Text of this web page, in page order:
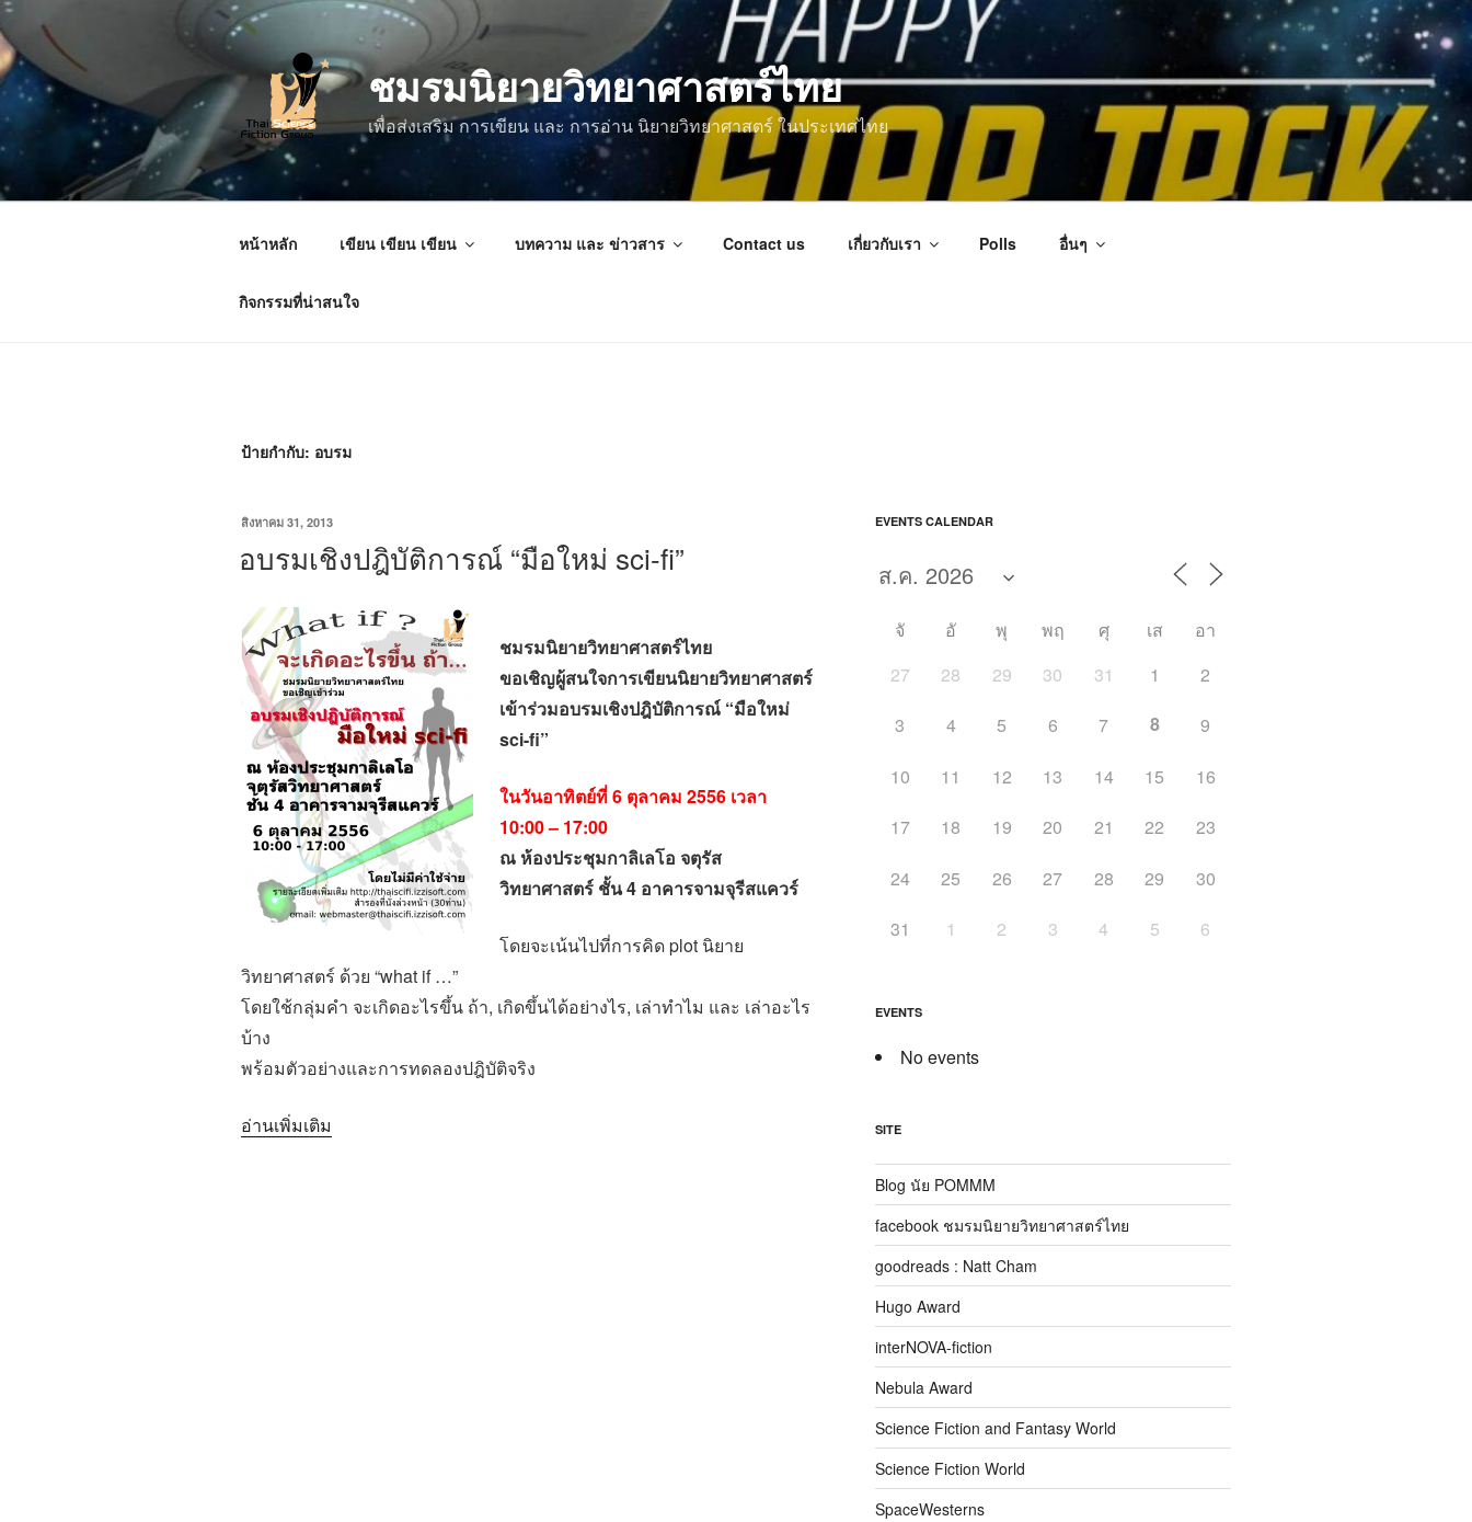
ข้าม
ไป
ยัง
บทความ
ชมรมนิยายวิทยาศาสตร์ไทย
เพื่อส่งเสริม การเขียน และ การอ่าน นิยายวิทยาศาสตร์ ในประเทศไทย
หน้าหลัก เขียน เขียน เขียน บทความ และ ข่าวสาร Contact us เกี่ยวกับเรา Polls อื่นๆ
กิจกรรมที่น่าสนใจ
ป้ายกำกับ: อบรม
เขียน
ที่
สิงหาคม 31, 2013
อบรมเชิงปฎิบัติการณ์ “มือใหม่ sci-fi”
ชมรมนิยายวิทยาศาสตร์ไทย
ขอเชิญผู้สนใจการเขียนนิยายวิทยาศาสตร์
เข้าร่วมอบรมเชิงปฎิบัติการณ์ “มือใหม่
sci-fi”
ในวันอาทิตย์ที่ 6 ตุลาคม 2556 เวลา
10:00 – 17:00
ณ ห้องประชุมกาลิเลโอ จตุรัส
วิทยาศาสตร์ ชั้น 4 อาคารจามจุรีสแควร์
โดยจะเน้นไปที่การคิด plot นิยาย
วิทยาศาสตร์ ด้วย “what if …”
โดยใช้กลุ่มคำ จะเกิดอะไรขึ้น ถ้า, เกิดขึ้นได้อย่างไร, เล่าทำไม และ เล่าอะไร
บ้าง
พร้อมตัวอย่างและการทดลองปฎิบัติจริง
อ่านเพิ่มเติม
EVENTS CALENDAR
จั อั พุ พฤ ศุ เส
อา
27
28 29 30 31 1 2
3 4 5 6 7 8 9
10 11 12 13 14 15 16
17 18 19 20 21 22 23
24 25 26 27 28 29 30
31 1 2 3 4 5 6
EVENTS
No events
SITE
Blog นัย POMMM
facebook ชมรมนิยายวิทยาศาสตร์ไทย
goodreads : Natt Cham
Hugo Award
interNOVA-fiction
Nebula Award
Science Fiction and Fantasy World
Science Fiction World
SpaceWesterns